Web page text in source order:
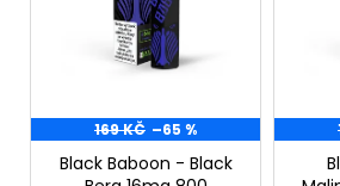
o
d 169 KČ –65 %
Black Baboon - Black
LIO
POD
STRAWBERRY